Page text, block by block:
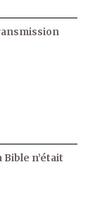
Bible n’était